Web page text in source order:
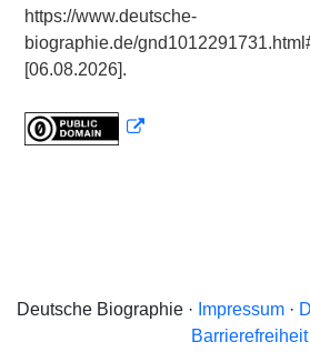
https://www.deutsche-
biographie.de/
[06.08.2026].
Deutsche Biographie · Impressum·
Barrierefreiheit